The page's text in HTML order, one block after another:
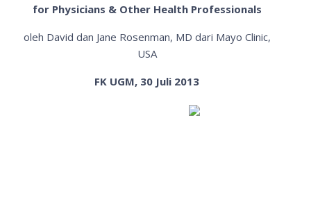
for Physicians & Other Health Professionals
oleh David dan Jane Rosenman, MD dari Mayo Clinic,
USA
FK UGM, 30 Juli 2013